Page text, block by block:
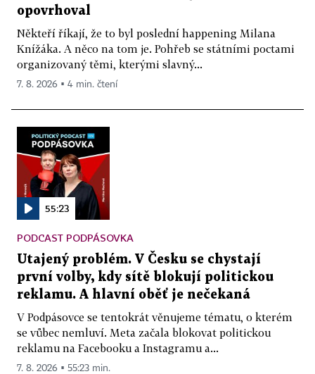
opovrhoval
Někteří říkají, že to byl poslední happening Milana
Knížáka. A něco na tom je. Pohřeb se státními poctami
organizovaný těmi, kterými slavný...
7. 8. 2026 ▪ 4 min. čtení
55:23
PODCAST PODPÁSOVKA
Utajený problém. V Česku se chystají
první volby, kdy sítě blokují politickou
reklamu. A hlavní oběť je nečekaná
V Podpásovce se tentokrát věnujeme tématu, o kterém
se vůbec nemluví. Meta začala blokovat politickou
reklamu na Facebooku a Instagramu a...
7. 8. 2026 ▪ 55:23 min.